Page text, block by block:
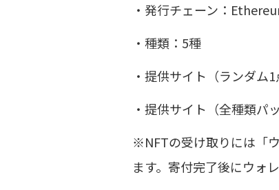
・発行チェーン：
・種類：5種
・提供サイト（ランダム1
・提供サイト（全種類パ
※NFTの受け取りには「
ます。寄付完了後にウォ